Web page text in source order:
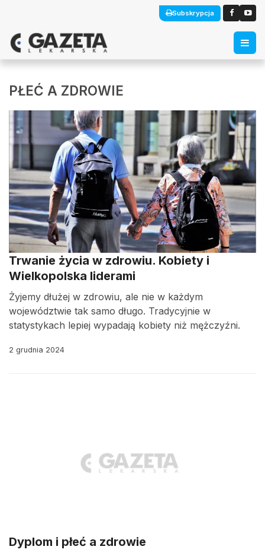
Subskrypcja
PŁEĆ A ZDROWIE
Trwanie życia w zdrowiu. Kobiety i
Wielkopolska liderami
Żyjemy dłużej w zdrowiu, ale nie w każdym
województwie tak samo długo. Tradycyjnie w
statystykach lepiej wypadają kobiety niż mężczyźni.
2 grudnia 2024
Dyplom i płeć a zdrowie